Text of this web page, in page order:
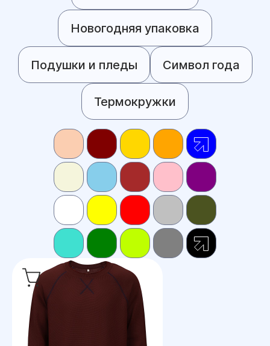
Новогодняя упаковка
Подушки и пледы Символ года
Термокружки